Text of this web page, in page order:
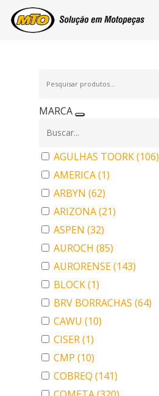
por:
MARCA
AGULHAS TOORK(106)
AMERICA(1)
ARBYN (62)
ARIZONA(21)
ASPEN (32)
AUROCH (85)
AURORENSE(143)
BLOCK(1)
BRV BORRACHAS (64)
CAWU (10)
CISER(1)
CMP (10)
COBREQ (141)